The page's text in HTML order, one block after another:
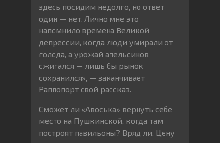
здесь посидим недолго, но ответ
один — нет. Лично мне это
напомнило времена Великой
депрессии, когда люди умирали от
голода, а урожай апельсинов
сжигался — лишь бы рынок
сохранился», — заканчивает
Раппопорт свой рассказ.
Сможет ли «Авоська» вернуть себе
место на Пушкинской, когда там
построят павильоны? Вряд ли. Цену